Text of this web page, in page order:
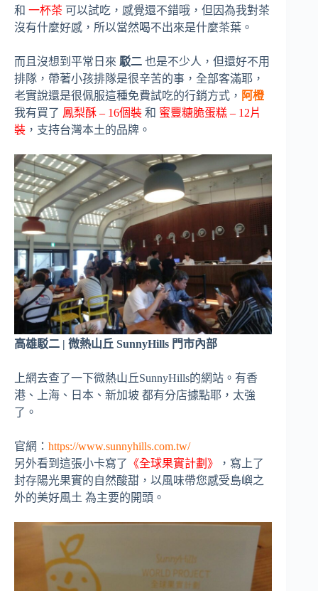
和 一杯茶 可以試吃，感覺還不錯哦，但因為我對茶
沒有什麼好感，所以當然喝不出來是什麼茶葉。
而且沒想到平常日來 駁二 也是不少人，但還好不用
排隊，帶著小孩排隊是很辛苦的事，全部客滿耶，
老實說還是很佩服這種免費試吃的行銷方式， 阿橙
我有買了 鳳梨酥 – 16個裝 和 蜜豐糖脆蛋糕 – 12片
裝 ，支持台灣本土的品牌。
高雄駁二 | 微熱山丘 SunnyHills 門市內部
上網去查了一下微熱山丘SunnyHills的網站。有香
港、上海、日本、新加坡 都有分店據點耶，太強
了。
官網： https://www.sunnyhills.com.tw/
另外看到這張小卡寫了 《全球果實計劃》
，寫上了
封存陽光果實的自然酸甜，以風味帶您感受島嶼之
外的美好風土 為主要的開頭。